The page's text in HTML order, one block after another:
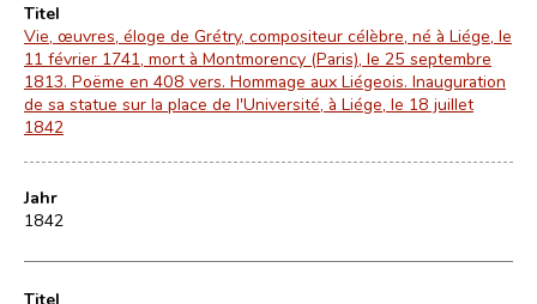
Titel
Vie, œuvres, éloge de Grétry, compositeur célèbre, né à Liége, le
11 février 1741, mort à Montmorency (Paris), le 25 septembre
1813. Poëme en 408 vers. Hommage aux Liégeois. Inauguration
de sa statue sur la place de l'Université, à Liége, le 18 juillet
1842
Jahr
1842
Titel